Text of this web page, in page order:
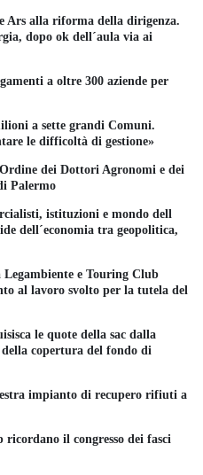
Ars alla riforma della dirigenza.
dopo ok dell´aula via ai
a oltre 300 aziende per
a sette grandi Comuni.
le difficoltà di gestione»
dei Dottori Agronomi e dei
Palermo
istituzioni e mondo dell
dell´economia tra geopolitica,
e Touring Club
al lavoro svolto per la tutela del
le quote della sac dalla
copertura del fondo di
impianto di recupero rifiuti a
il congresso dei fasci